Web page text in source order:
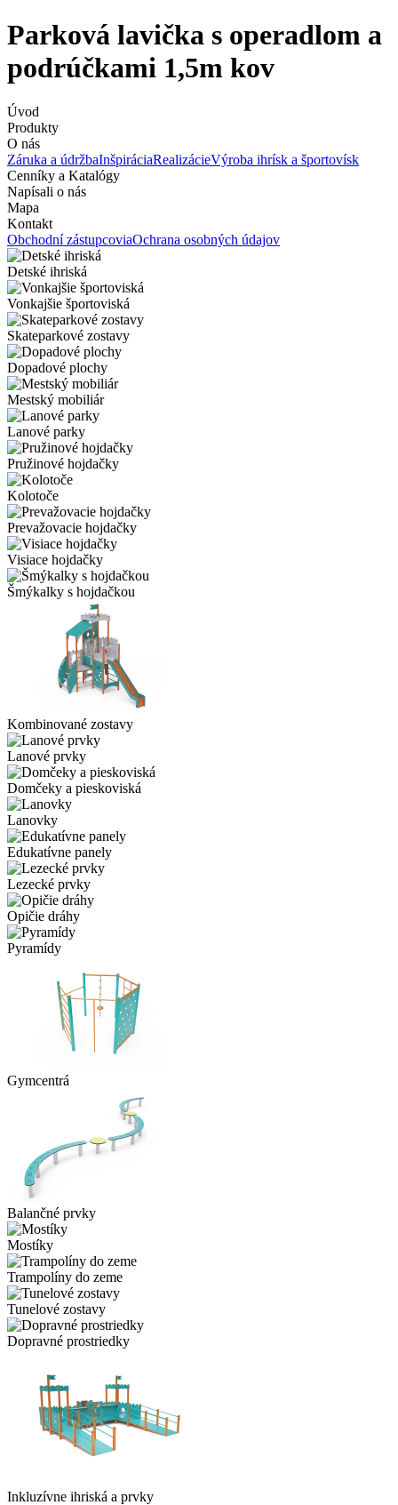
Parková lavička s operadlom a
podrúčkami 1,5m kov
Úvod
Produkty
O nás
Záruka a údržbaInšpiráciaRealizácieVýroba ihrísk a športovísk
Cenníky a Katalógy
Napísali o nás
Mapa
Kontakt
Obchodní zástupcoviaOchrana osobných údajov
Detské ihriská
Vonkajšie športoviská
Skateparkové zostavy
Dopadové plochy
Mestský mobiliár
Lanové parky
Pružinové hojdačky
Kolotoče
Prevažovacie hojdačky
Visiace hojdačky
Šmýkalky s hojdačkou
Kombinované zostavy
Lanové prvky
Domčeky a pieskoviská
Lanovky
Edukatívne panely
Lezecké prvky
Opičie dráhy
Pyramídy
Gymcentrá
Balančné prvky
Mostíky
Trampolíny do zeme
Tunelové zostavy
Dopravné prostriedky
Inkluzívne ihriská a prvky